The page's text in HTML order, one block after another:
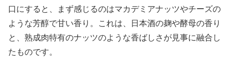
口にすると、まず感じるのはマカデミアナッツやチーズの
ような芳醇で甘い香り。これは、日本酒の麹や酵母の香り
と、熟成肉特有のナッツのような香ばしさが見事に融合し
たものです。